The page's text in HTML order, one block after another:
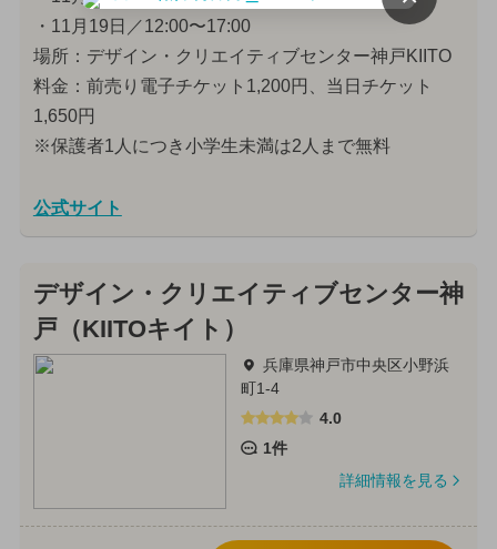
・11月19日／12:00〜17:00
場所：デザイン・クリエイティブセンター神戸KIITO
料金：前売り電子チケット1,200円、当日チケット
1,650円
※保護者1人につき小学生未満は2人まで無料
公式サイト
デザイン・クリエイティブセンター神
戸（KIITOキイト）
兵庫県神戸市中央区小野浜
町1-4
4.0
1件
詳細情報を見る